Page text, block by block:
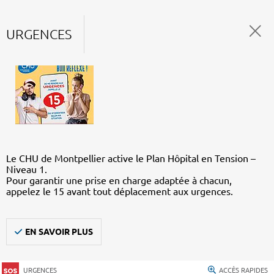
URGENCES
Le CHU de Montpellier active le Plan Hôpital en Tension –
Niveau 1.
Pour garantir une prise en charge adaptée à chacun,
appelez le 15 avant tout déplacement aux urgences.
EN SAVOIR PLUS
URGENCES ACCÈS RAPIDES